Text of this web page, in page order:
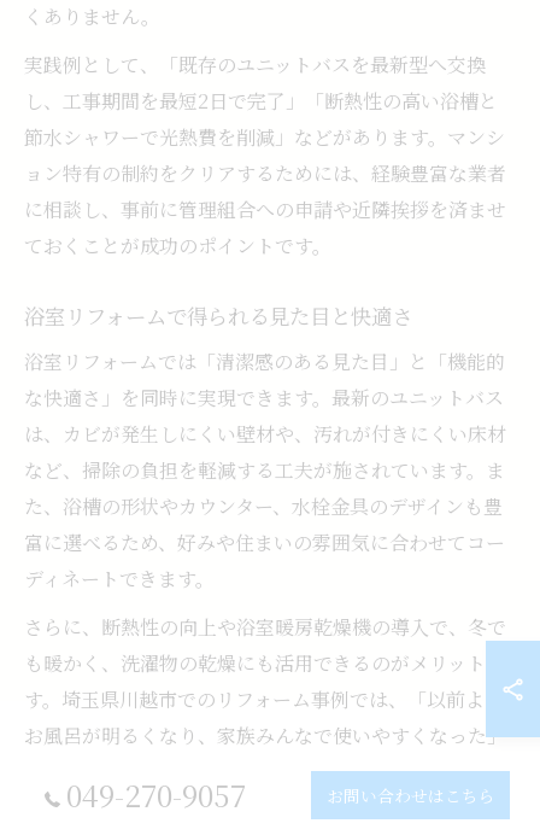
くありません。
実践例として、「既存のユニットバスを最新型へ交換
し、工事期間を最短2日で完了」「断熱性の高い浴槽と
節水シャワーで光熱費を削減」などがあります。マンシ
ョン特有の制約をクリアするためには、経験豊富な業者
に相談し、事前に管理組合への申請や近隣挨拶を済ませ
ておくことが成功のポイントです。
浴室リフォームで得られる見た目と快適さ
浴室リフォームでは「清潔感のある見た目」と「機能的
な快適さ」を同時に実現できます。最新のユニットバス
は、カビが発生しにくい壁材や、汚れが付きにくい床材
など、掃除の負担を軽減する工夫が施されています。ま
た、浴槽の形状やカウンター、水栓金具のデザインも豊
富に選べるため、好みや住まいの雰囲気に合わせてコー
ディネートできます。
さらに、断熱性の向上や浴室暖房乾燥機の導入で、冬で
も暖かく、洗濯物の乾燥にも活用できるのがメリットで
す。埼玉県川越市でのリフォーム事例では、「以前より
お風呂が明るくなり、家族みんなで使いやすくなった」
といった声が多く寄せられています。見た目と快適性の
両立を目指すなら、機能選びとデザインのバランスが重
049-270-9057 お問い合わせはこちら